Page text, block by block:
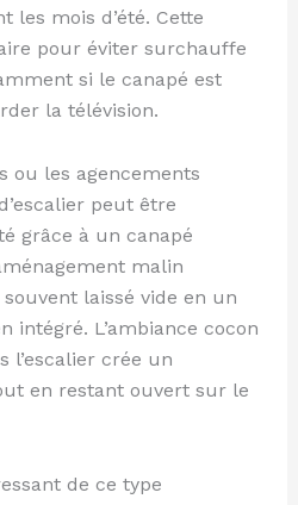
mois d’été. Cette
pour éviter surchauffe
si le canapé est
la télévision.
ou les agencements
peut être
grâce à un canapé
malin
laissé vide en un
intégré. L’ambiance cocon
l’escalier crée un
en restant ouvert sur le
de ce type